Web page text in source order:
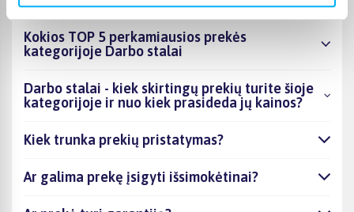
Kokios TOP 5 perkamiausios prekės
kategorijoje Darbo stalai
Darbo stalai - kiek skirtingų prekių turite šioje
kategorijoje ir nuo kiek prasideda jų kainos?
Kiek trunka prekių pristatymas?
Ar galima prekę įsigyti išsimokėtinai?